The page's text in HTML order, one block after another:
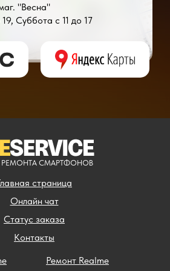
"Весна"
19, Суббота с 11 до 17
страница
Контакты
Статус заказа
Ремонт Realme
в зависимости от модели устройства и
Онлайн чат
РЕМОНТА СМАРТФОНОВ